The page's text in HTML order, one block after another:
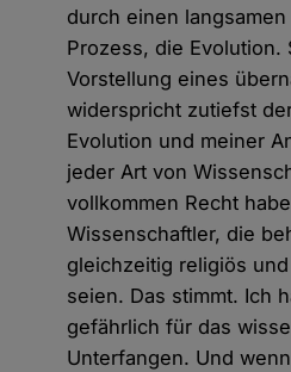
durch einen
Prozess, die Evolution.
Vorstellung eines
widerspricht zutiefst
Evolution und meiner
jeder Art von
vollkommen Recht
Wissenschaftler, die
gleichzeitig religiös
seien. Das stimmt. Ich
gefährlich für das
Unterfangen. Und